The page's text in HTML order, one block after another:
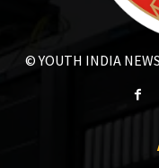
© YOUTH INDIA